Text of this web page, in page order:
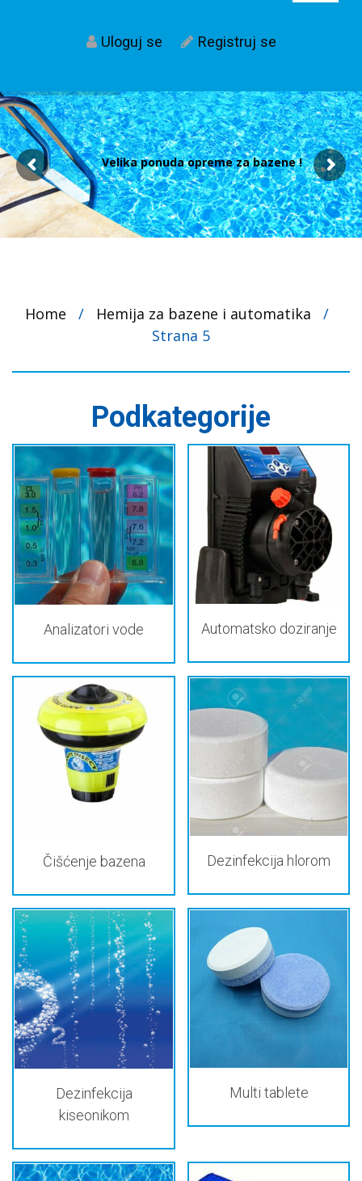
Uloguj se Registruj se
Velika ponuda opreme za bazene !
Home / Hemija za bazene i automatika
/
Strana 5
Podkategorije
Analizatori vode Automatsko doziranje
Čišćenje bazena Dezinfekcija hlorom
Dezinfekcija
kiseonikom
Multi tablete